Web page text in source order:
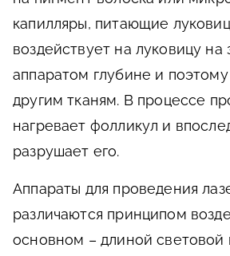
капилляры, питающие
воздействует на луковицу на
аппаратом глубине и
другим тканям. В процессе
нагревает фолликул и
разрушает его.
Аппараты для проведения
различаются принципом
основном – длиной световой